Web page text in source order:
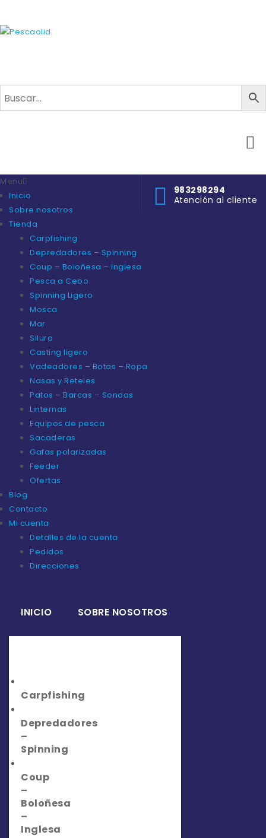
983298294
Atención al cliente
Menu
Inicio
Sobre nosotros
Tienda
Carpfishing
Depredadores – Spinning
Coup – Boloñesa – Inglesa
Pesca a Cebo
Spinning Ligero
Mosca
Mar
Siluro
Casting ligero
Vadeadores – Botas – Ropa
Nasas y Reteles
Patos – Barcas – Sondas
Linternas
Equipos de pesca
Sacaderas
Gafas polarizadas
Feeder
Ofertas
Blog
Contacto
Mi cuenta
Detalles de la cuenta
Pedidos
Direcciones
INICIO SOBRE NOSOTROS
Carpfishing
Depredadores
–
Spinning
Coup
–
Boloñesa
–
Inglesa